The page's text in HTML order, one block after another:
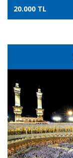
20.000 TL